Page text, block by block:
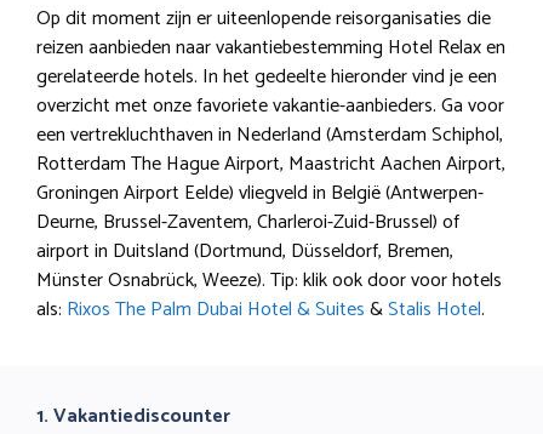
Op dit moment zijn er uiteenlopende reisorganisaties die
reizen aanbieden naar vakantiebestemming Hotel Relax en
gerelateerde hotels. In het gedeelte hieronder vind je een
overzicht met onze favoriete vakantie-aanbieders. Ga voor
een vertrekluchthaven in Nederland (Amsterdam Schiphol,
Rotterdam The Hague Airport, Maastricht Aachen Airport,
Groningen Airport Eelde) vliegveld in België (Antwerpen-
Deurne, Brussel-Zaventem, Charleroi-Zuid-Brussel) of
airport in Duitsland (Dortmund, Düsseldorf, Bremen,
Münster Osnabrück, Weeze). Tip: klik ook door voor hotels
als: Rixos The Palm Dubai Hotel & Suites&Stalis Hotel.
1. Vakantiediscounter